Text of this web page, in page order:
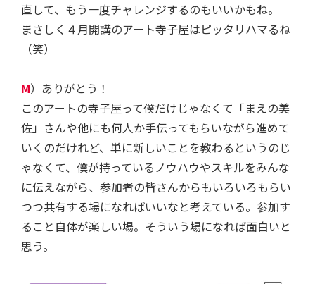
直して、もう一度チャレンジするのもいいかもね。
まさしく４月開講のアート寺子屋はピッタリハマるね
（笑）
M）ありがとう！
このアートの寺子屋って僕だけじゃなくて「まえの美
佐」さんや他にも何人か手伝ってもらいながら進めて
いくのだけれど、単に新しいことを教わるというのじ
ゃなくて、僕が持っているノウハウやスキルをみんな
に伝えながら、参加者の皆さんからもいろいろもらい
つつ共有する場になればいいなと考えている。参加す
ること自体が楽しい場。そういう場になれば面白いと
思う。